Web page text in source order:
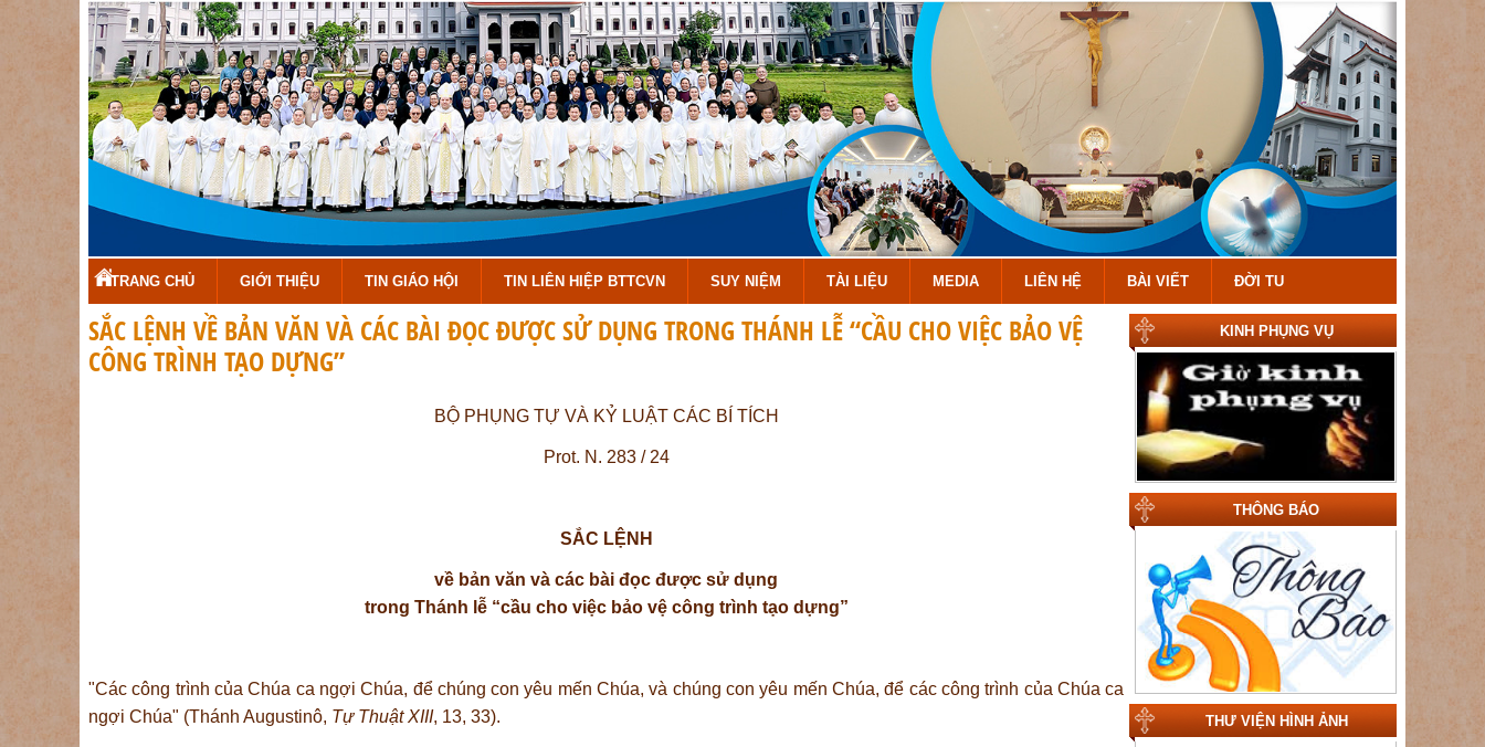
TRANG CHỦ GIỚI THIỆU TIN GIÁO HỘI TIN LIÊN HIỆP BTTCVN SUY NIỆM TÀI LIỆU MEDIA LIÊN HỆ BÀI VIẾT ĐỜI TU
SẮC LỆNH VỀ BẢN VĂN VÀ CÁC BÀI ĐỌC ĐƯỢC SỬ DỤNG TRONG THÁNH LỄ “CẦU CHO VIỆC BẢO VỆ
CÔNG TRÌNH TẠO DỰNG”
BỘ PHỤNG TỰ VÀ KỶ LUẬT CÁC BÍ TÍCH
Prot. N. 283 / 24
SẮC LỆNH
về bản văn và các bài đọc được sử dụng
trong Thánh lễ “cầu cho việc bảo vệ công trình tạo dựng”
"Các công trình của Chúa ca ngợi Chúa, để chúng con yêu mến Chúa, và chúng con yêu mến Chúa, để các công trình của Chúa ca
ngợi Chúa" (Thánh Augustinô, Tự Thuật XIII, 13, 33).
KINH PHỤNG VỤ
THÔNG BÁO
THƯ VIỆN HÌNH ẢNH